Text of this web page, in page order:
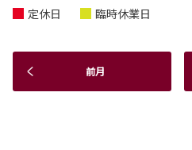
定休日 臨時休業日
前月